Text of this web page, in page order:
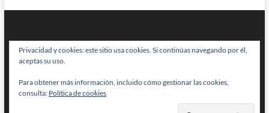
BRAINSTOMPING| Diseñado por:Theme Freesia|WordPress| © Todos
los derechos reservados
Privacidad y cookies: este sitio usa cookies. Si continúas navegando por él,
aceptas su uso.
Para obtener más información, incluido cómo gestionar las cookies,
consulta: Política de cookies